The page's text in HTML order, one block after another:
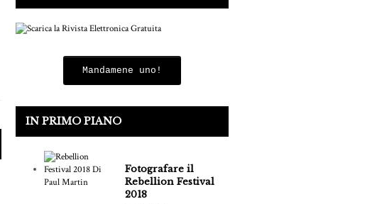
Mandamene uno!
IN PRIMO PIANO
Fotografare il
Rebellion Festival
2018